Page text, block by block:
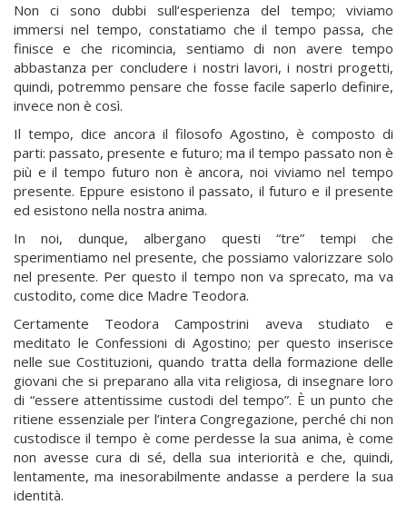
Non ci sono dubbi sull’esperienza del tempo; viviamo
immersi nel tempo, constatiamo che il tempo passa, che
finisce e che ricomincia, sentiamo di non avere tempo
abbastanza per concludere i nostri lavori, i nostri progetti,
quindi, potremmo pensare che fosse facile saperlo definire,
invece non è così.
Il tempo, dice ancora il filosofo Agostino, è composto di
parti: passato, presente e futuro; ma il tempo passato non è
più e il tempo futuro non è ancora, noi viviamo nel tempo
presente. Eppure esistono il passato, il futuro e il presente
ed esistono nella nostra anima.
In noi, dunque, albergano questi “tre” tempi che
sperimentiamo nel presente, che possiamo valorizzare solo
nel presente. Per questo il tempo non va sprecato, ma va
custodito, come dice Madre Teodora.
Certamente Teodora Campostrini aveva studiato e
meditato le Confessioni di Agostino; per questo inserisce
nelle sue Costituzioni, quando tratta della formazione delle
giovani che si preparano alla vita religiosa, di insegnare loro
di “essere attentissime custodi del tempo”. È un punto che
ritiene essenziale per l’intera Congregazione, perché chi non
custodisce il tempo è come perdesse la sua anima, è come
non avesse cura di sé, della sua interiorità e che, quindi,
lentamente, ma inesorabilmente andasse a perdere la sua
identità.